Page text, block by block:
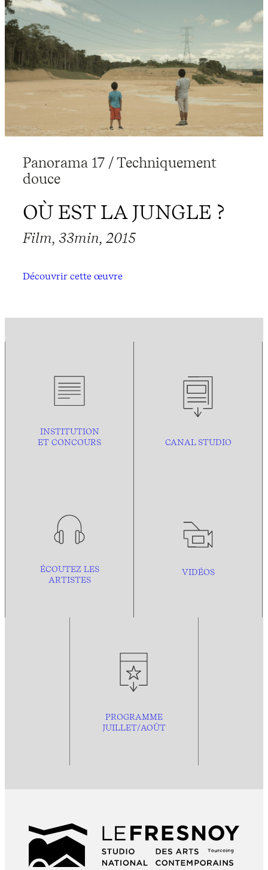
Panorama 17 / Techniquement
douce
OÙ EST LA JUNGLE ?
Film, 33min, 2015
Découvrir cette œuvre
INSTITUTION
ET CONCOURS
CANAL STUDIO
ÉCOUTEZ LES
ARTISTES
VIDÉOS
PROGRAMME
JUILLET/AOÛT